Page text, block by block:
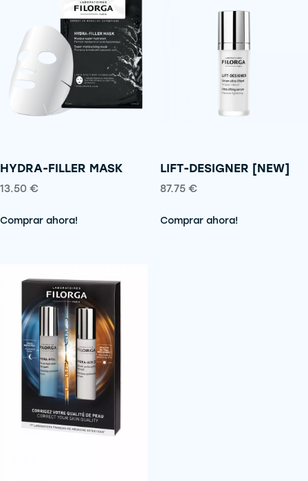
HYDRA-FILLER MASK
13.50 €
Comprar ahora!
LIFT-DESIGNER [NEW]
87.75 €
Comprar ahora!